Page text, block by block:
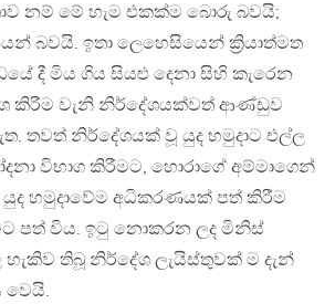
නම් මේ හැම එකක්ම බොරු බවයි;
බවයි. ඉතා ‍ලෙ‍හෙසියෙන් ක්‍රියාත්මත
දී මිය ගිය සියළු දෙනා සිහි කැරෙන
කිරීම වැනි නිර්දේශයක්වත් ආණ්ඩුව
තවත් නිර්දේශයක් වූ යුද හමුදාට එල්ල
විභාග කිරීමට, හොරාගේ අම්මාගෙන්
හමුදාවේම අධිකරණයක් පත් කිරීම
පත් විය. ඉටු නොකරන ලද මිනිස්
තිබූ නිර්දේශ ලැයිස්තුවක් ම දැන්
වෙයි.